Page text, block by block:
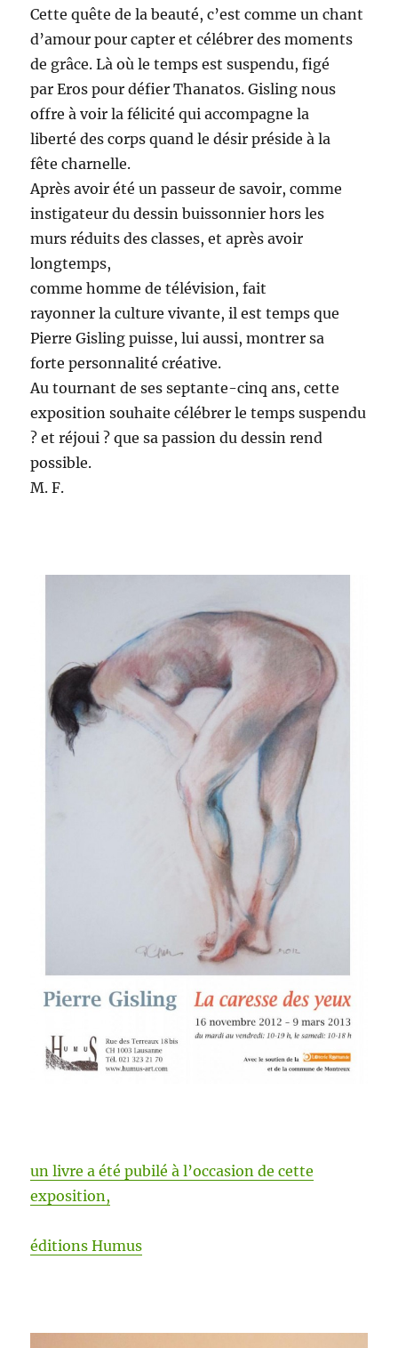
Cette quête de la beauté, c’est comme un chant
d’amour pour capter et célébr­er des moments
de grâce. Là où le temps est sus­pendu, figé
par Eros pour défi­er Thanatos. Gis­ling nous
offre à voir la félic­ité qui accom­pa­gne la
lib­erté des corps quand le désir pré­side à la
fête charnelle.
Après avoir été un passeur de savoir, comme
insti­ga­teur du dessin buis­son­nier hors les
murs réduits des class­es, et après avoir
longtemps,
comme homme de télévi­sion, fait
ray­on­ner la cul­ture vivante, il est temps que
Pierre Gis­ling puisse, lui aus­si, mon­tr­er sa
forte per­son­nal­ité créative.
Au tour­nant de ses sep­tante-cinq ans, cette
expo­si­tion souhaite célébr­er le temps suspendu
? et réjoui ? que sa pas­sion du dessin rend
possible.
M. F.
un livre a été pubilé à l’oc­ca­sion de cette
exposition,
édi­tions Humus